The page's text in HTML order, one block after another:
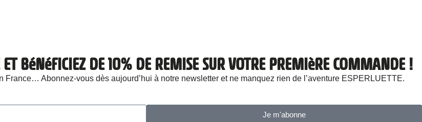
BéNéFICIEZ DE 10% DE REMISE SUR VOTRE PREMIèRE COMMANDE !
Abonnez-vous dès aujourd’hui à notre newsletter et ne manquez rien de l’aventure ESPERLUETTE.
Je m'abonne